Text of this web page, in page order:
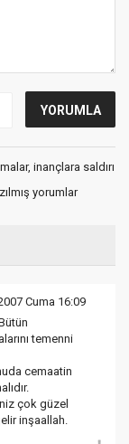
inançlara saldırı
yorumlar
Cuma 16:09
temenni
cemaatin
çok güzel
inşaallah.